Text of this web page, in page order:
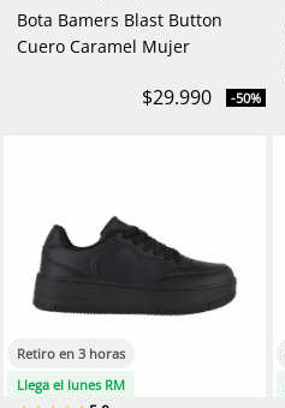
Bota Bamers Blast Button
Cuero Caramel Mujer
$29.990 -50%
Retiro en 3 horas
Llega el lunes RM